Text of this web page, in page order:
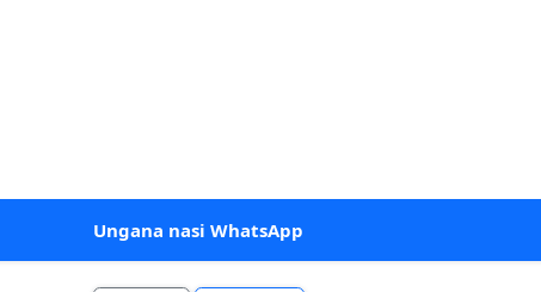
Ungana nasi WhatsApp